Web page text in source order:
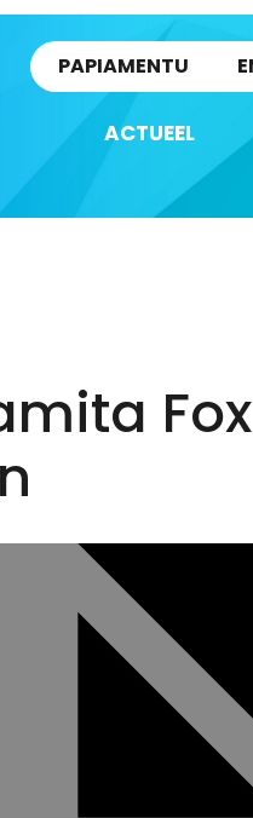
PAPIAMENTU
ACTUEEL
Fox